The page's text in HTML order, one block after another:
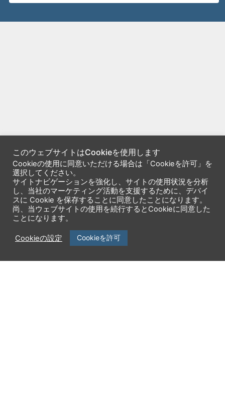
企業情報
ニュースリリース
セミナー・イベント
サポート
このウェブサイトはCookieを使用します
Cookieの使用に同意いただける場合は「Cookieを許可」を
選択してください。
サイトナビゲーションを強化し、サイトの使用状況を分析
し、当社のマーケティング活動を支援するために、デバイ
スに Cookie を保存することに同意したことになります。
尚、当ウェブサイトの使用を続行するとCookieに同意した
ことになります。
Cookieの設定 Cookieを許可